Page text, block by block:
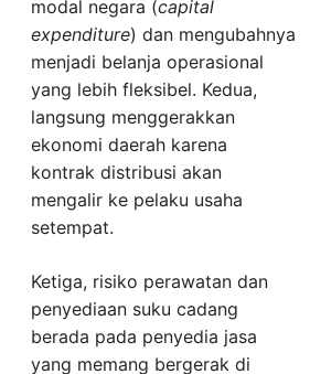
modal negara (capital
expenditure) dan mengubahnya
menjadi belanja operasional
yang lebih fleksibel. Kedua,
langsung menggerakkan
ekonomi daerah karena
kontrak distribusi akan
mengalir ke pelaku usaha
setempat.
Ketiga, risiko perawatan dan
penyediaan suku cadang
berada pada penyedia jasa
yang memang bergerak di